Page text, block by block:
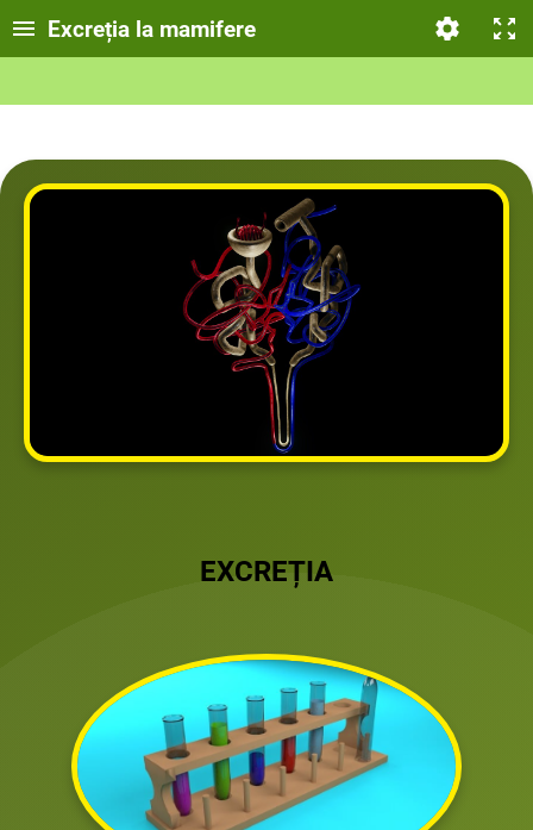
Excreția la mamifere
EXCREȚIA